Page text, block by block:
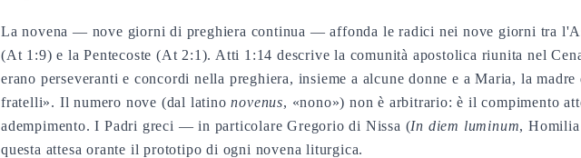
La novena — nove giorni di preghiera continua — affonda le radici nei nove giorni tra
(At 1:9) e la Pentecoste (At 2:1). Atti 1:14 descrive la comunità apostolica riunita nel
erano perseveranti e concordi nella preghiera, insieme a alcune donne e a Maria, la
fratelli». Il numero nove (dal latinonovenus, «nono») non è arbitrario: è il compimento
adempimento. I Padri greci — in particolare Gregorio di Nissa (In diem luminum,
questa attesa orante il prototipo di ogni novena liturgica.